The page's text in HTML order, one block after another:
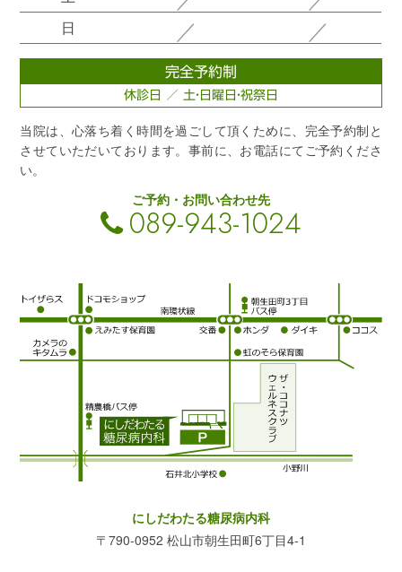
日 ／ ／
完全予約制
休診日 ／ 土・日曜日・祝祭日
当院は、心落ち着く時間を過ごして頂くために、完全予約制と
させていただいております。事前に、お電話にてご予約くださ
い。
ご予約・お問い合わせ先
089-943-1024
にしだわたる糖尿病内科
〒790-0952 松山市朝生田町6丁目4-1